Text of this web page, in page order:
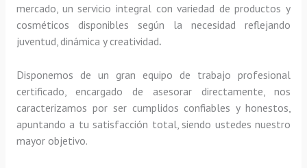
mercado, un servicio integral con variedad de productos y
cosméticos disponibles según la necesidad reflejando
juventud, dinámica y creatividad.
Disponemos de un gran equipo de trabajo profesional
certificado, encargado de asesorar directamente, nos
caracterizamos por ser cumplidos confiables y honestos,
apuntando a tu satisfacción total, siendo ustedes nuestro
mayor objetivo.